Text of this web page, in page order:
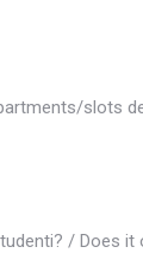
slots
/ Does